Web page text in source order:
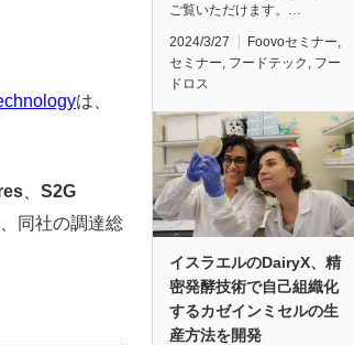
は、
S2G
同社の調達総
ご覧いただけます。…
2024/3/27 Foovoセミナー
セミナー フードテック
フー
ドロス
イスラエルのDairyX、精
密発酵技術で自己組織化
するカゼインミセルの生
産方法を開発